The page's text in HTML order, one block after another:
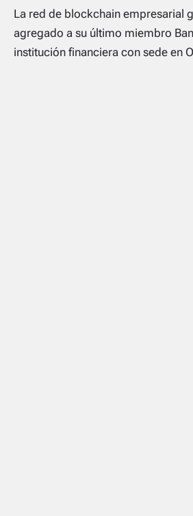
La red de blockchain empresarial
agregado a su último miembro
institución financiera con sede en